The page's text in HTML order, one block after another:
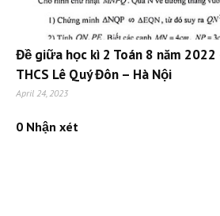
Đề giữa học kì 2 Toán 8 năm
THCS Lê Quý Đôn – Hà Nội
April 24, 2023
0 Nhận xét